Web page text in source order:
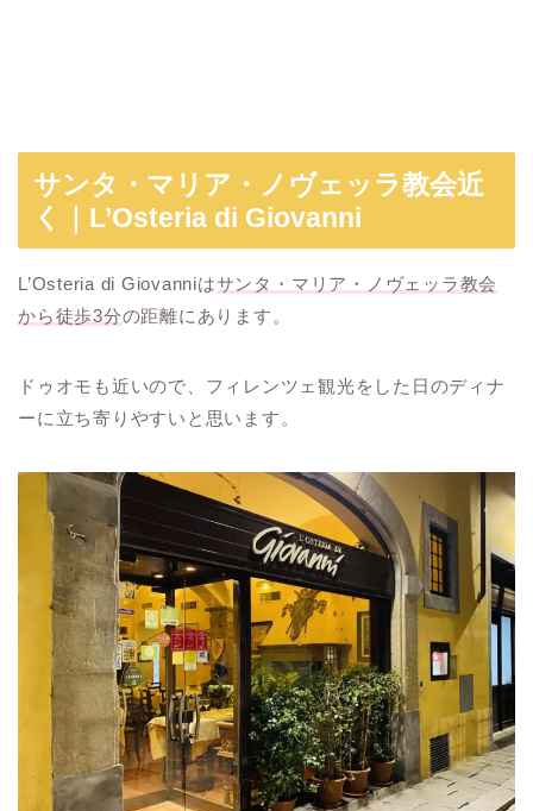
サンタ・マリア・ノヴェッラ教会近
く｜L’Osteria di Giovanni
L’Osteria di Giovanniはサンタ・マリア・ノヴェッラ教会
から徒歩3分の距離にあります。
ドゥオモも近いので、フィレンツェ観光をした日のディナ
ーに立ち寄りやすいと思います。